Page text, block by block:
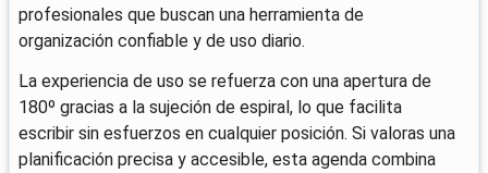
profesionales que buscan una herramienta de
organización confiable y de uso diario.
La experiencia de uso se refuerza con una apertura de
180º gracias a la sujeción de espiral, lo que facilita
escribir sin esfuerzos en cualquier posición. Si valoras una
planificación precisa y accesible, esta agenda combina